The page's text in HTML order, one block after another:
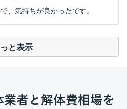
、気持ちが良かったです。
と表示
者と解体費相場を